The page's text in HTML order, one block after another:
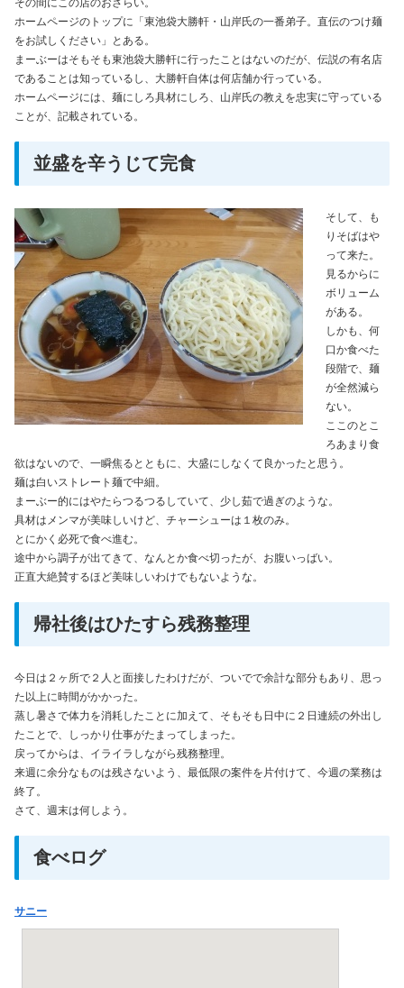
その間にこの店のおさらい。
ホームページのトップに「東池袋大勝軒・山岸氏の一番弟子。直伝のつけ麺
をお試しください」とある。
まーぶーはそもそも東池袋大勝軒に行ったことはないのだが、伝説の有名店
であることは知っているし、大勝軒自体は何店舗か行っている。
ホームページには、麺にしろ具材にしろ、山岸氏の教えを忠実に守っている
ことが、記載されている。
並盛を辛うじて完食
そして、も
りそばはや
って来た。
見るからに
ボリューム
がある。
しかも、何
口か食べた
段階で、麺
が全然減ら
ない。
ここのとこ
ろあまり食
欲はないので、一瞬焦るとともに、大盛にしなくて良かったと思う。
麺は白いストレート麺で中細。
まーぶー的にはやたらつるつるしていて、少し茹で過ぎのような。
具材はメンマが美味しいけど、チャーシューは１枚のみ。
とにかく必死で食べ進む。
途中から調子が出てきて、なんとか食べ切ったが、お腹いっばい。
正直大絶賛するほど美味しいわけでもないような。
帰社後はひたすら残務整理
今日は２ヶ所で２人と面接したわけだが、ついでで余計な部分もあり、思っ
た以上に時間がかかった。
蒸し暑さで体力を消耗したことに加えて、そもそも日中に２日連続の外出し
たことで、しっかり仕事がたまってしまった。
戻ってからは、イライラしながら残務整理。
来週に余分なものは残さないよう、最低限の案件を片付けて、今週の業務は
終了。
さて、週末は何しよう。
食べログ
サニー